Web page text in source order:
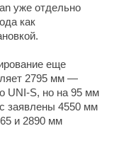
уже отдельно
как
еще
2795 мм —
UNI-S, но на 95 мм
заявлены 4550 мм
и 2890 мм